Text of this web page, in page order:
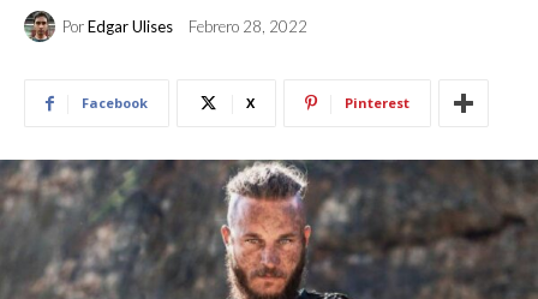
PorEdgar Ulises Febrero 28, 2022
Facebook X Pinterest